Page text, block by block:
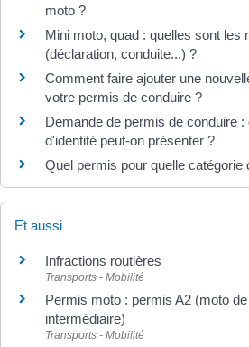
moto ?
Mini moto, quad : quelles sont les
(déclaration, conduite...) ?
Comment faire ajouter une
votre permis de conduire ?
Demande de permis de conduire :
d'identité peut-on présenter ?
Quel permis pour quelle catégorie
Et aussi
Infractions routières
Transports - Mobilité
Permis moto : permis A2 (moto
intermédiaire)
Transports - Mobilité